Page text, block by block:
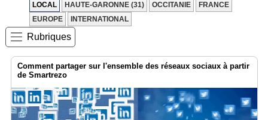
TvLocale
France
Accueil
RUBRIQUES
Agenda
LOCAL HAUTE-GARONNE (31) OCCITANIE
FRANCE
EUROPE
INTERNATIONAL
Rubriques
Comment partager sur l'ensemble des réseaux sociaux à partir
de Smartrezo